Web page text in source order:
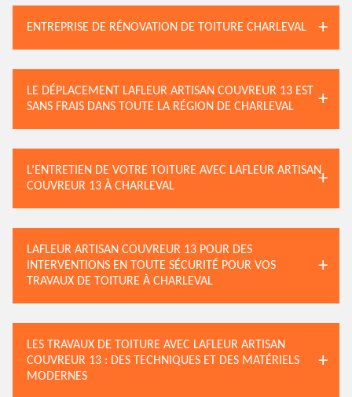
ENTREPRISE DE RÉNOVATION DE TOITURE CHARLEVAL
LE DÉPLACEMENT LAFLEUR ARTISAN COUVREUR 13 EST
SANS FRAIS DANS TOUTE LA RÉGION DE CHARLEVAL
L’ENTRETIEN DE VOTRE TOITURE AVEC LAFLEUR ARTISAN
COUVREUR 13 À CHARLEVAL
LAFLEUR ARTISAN COUVREUR 13 POUR DES
INTERVENTIONS EN TOUTE SÉCURITÉ POUR VOS
TRAVAUX DE TOITURE À CHARLEVAL
LES TRAVAUX DE TOITURE AVEC LAFLEUR ARTISAN
COUVREUR 13 : DES TECHNIQUES ET DES MATÉRIELS
MODERNES